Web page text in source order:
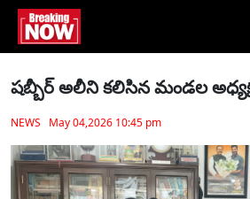
షబ్బీర్ అలీని కలిసిన మండల
NEWS May 04,2026 10:45 pm